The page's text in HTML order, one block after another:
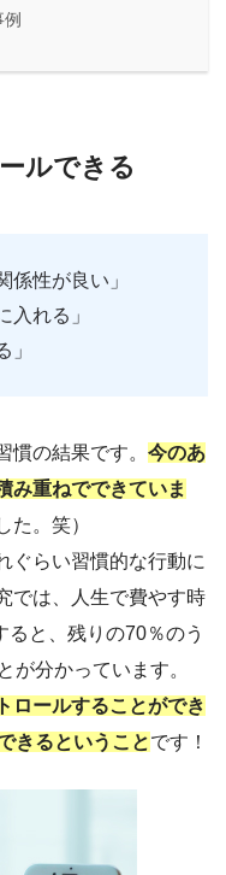
ルできる
係性が良い」
入れる」
」
の結果です。 今のあ
み重ねでできていま
た。笑）
ぐらい習慣的な行動に
では、人生で費やす時
と、残りの70％のう
が分かっています。
ロールすることができ
きるということです！